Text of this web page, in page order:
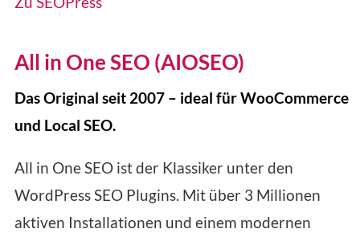
All in One SEO (AIOSEO)
Das Original seit 2007 – ideal für WooCommerce
und Local SEO.
All in One SEO ist der Klassiker unter den
WordPress SEO Plugins. Mit über 3 Millionen
aktiven Installationen und einem modernen